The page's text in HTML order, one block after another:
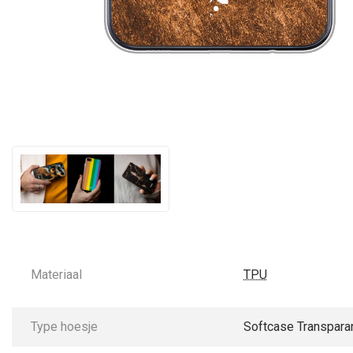
Materiaal TPU
Type hoesje Softcase